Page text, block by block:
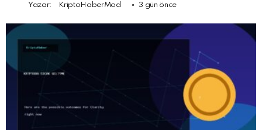
Yazar: KriptoHaberMod 3 gün önce